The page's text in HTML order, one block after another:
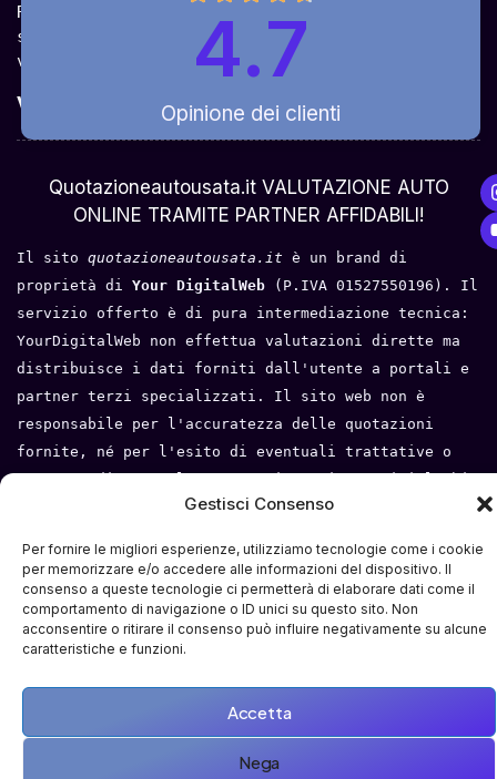
Gestisci Consenso
Per fornire le migliori esperienze, utilizziamo tecnologie come i cookie
per memorizzare e/o accedere alle informazioni del dispositivo. Il
consenso a queste tecnologie ci permetterà di elaborare dati come il
comportamento di navigazione o ID unici su questo sito. Non
acconsentire o ritirare il consenso può influire negativamente su alcune
caratteristiche e funzioni.
Accetta
Nega
Ricevi la quotazione dai vari partner e potrai
sceglierla come venderla in modo sicuro,
veloce e rapido!
Valuta Per ModelloOpinione dei clienti
4.7
Quotazioneautousata.it VALUTAZIONE AUTO
ONLINE TRAMITE PARTNER AFFIDABILI!
Il sito quotazioneautousata.it è un brand di
proprietà di Your DigitalWeb
(P.IVA 01527550196). Il
servizio offerto è di pura intermediazione tecnica:
YourDigitalWeb non effettua valutazioni dirette ma
distribuisce i dati forniti dall'utente a portali e
partner terzi specializzati. Il sito web non è
responsabile per l'accuratezza delle quotazioni
fornite, né per l'esito di eventuali trattative o
compravendite tra l'utente e i terzi. Tutti i loghi
e i marchi appartengono ai rispettivi proprietari.
Privacy Policy - Cookie Policy - Condizioni del
servizio- Mappa del sito